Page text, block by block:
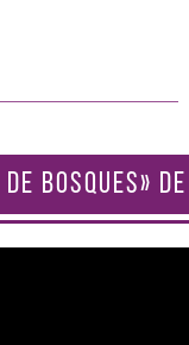
BOSQUES»